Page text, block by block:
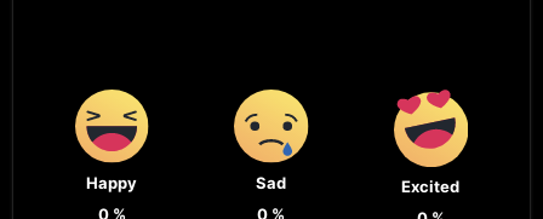
Happy
0%
Sad
0 %
Excited